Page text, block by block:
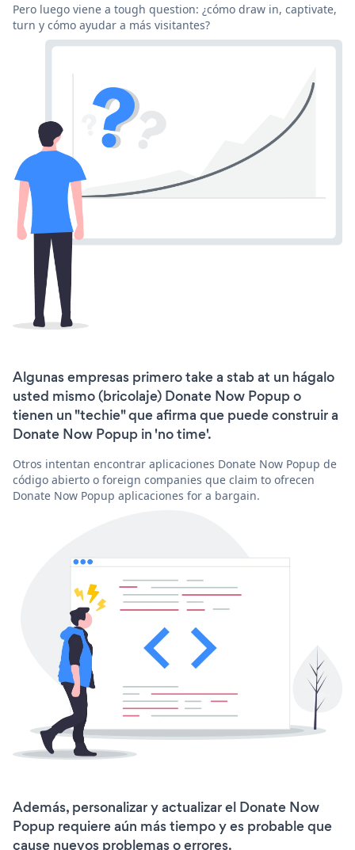
Pero luego viene a tough question: ¿cómo draw in, captivate,
turn y cómo ayudar a más visitantes?
Algunas empresas primero take a stab at un hágalo
usted mismo (bricolaje) Donate Now Popup o
tienen un "techie" que afirma que puede construir a
Donate Now Popup in 'no time'.
Otros intentan encontrar aplicaciones Donate Now Popup de
código abierto o foreign companies que claim to ofrecen
Donate Now Popup aplicaciones for a bargain.
Además, personalizar y actualizar el Donate Now
Popup requiere aún más tiempo y es probable que
cause nuevos problemas o errores.